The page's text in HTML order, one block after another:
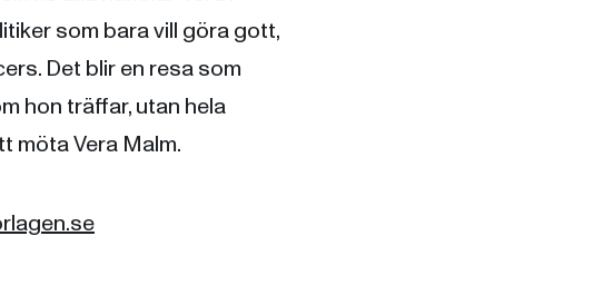
som bara vill göra gott,
Det blir en resa som
hon träffar, utan hela
möta Vera Malm.